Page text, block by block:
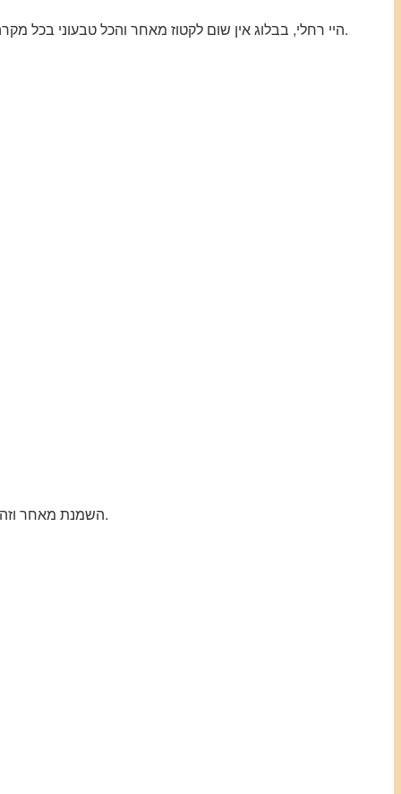
היי רחלי, בבלוג אין שום לקטוז מאחר והכל טבעוני בכל מקרה, ללא גלוטן זה כבר משהו אחר, אבל את תמיד יכולה להחליף את רוב הקמח הלבן בקמח כוסמת למשל ובזאת הבעיה נפתרה.
השמנת מאחר וזה בלוג טבעוני, אני כמובן ממליצה רק על שמנת טבעונית ולא חלבית, אם הכוונה שלך היא לשינוי של החברה בלבד, אז זה בסדר.